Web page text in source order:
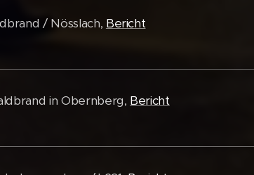
/ Nösslach, Bericht
in Obernberg, Bericht